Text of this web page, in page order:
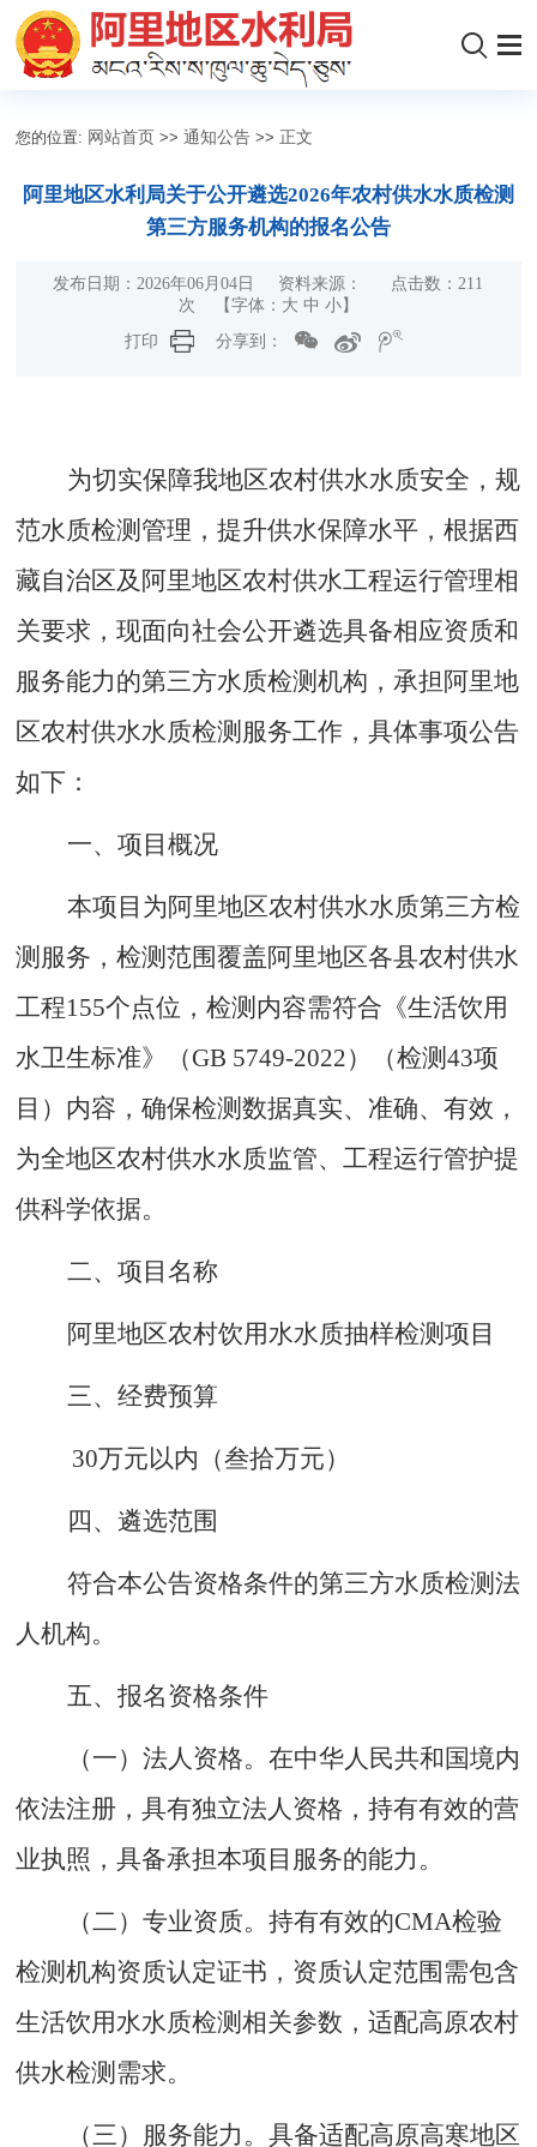
您的位置: 网站首页 >>通知公告 >> 正文
阿里地区水利局关于公开遴选2026年农村供水水质检测
第三方服务机构的报名公告
发布日期：2026年06月04日 资料来源： 点击数： 211
次
【字体： 大 中 小】
打印
分享到：
为切实保障我地区农村供水水质安全，规
范水质检测管理，提升供水保障水平，根据西
藏自治区及阿里地区农村供水工程运行管理相
关要求，现面向社会公开遴选具备相应资质和
服务能力的第三方水质检测机构，承担阿里地
区农村供水水质检测服务工作，具体事项公告
如下：
一、项目概况
本项目为阿里地区农村供水水质第三方检
测服务，检测范围覆盖阿里地区各县农村供水
工程155个点位 ，检测内容需符合《生活饮用
水卫生标准》（GB 5749-2022） （检测43项
目 ）内容 ，确保检测数据真实、准确、有效，
为全地区农村供水水质监管、工程运行管护提
供科学依据。
二、项目名称
阿里地区农村饮用水水质抽样检测项目
三、经费预算
30万元以内（叁拾万元）
四、遴选范围
符合本公告资格条件的第三方水质检测法
人机构。
五、报名资格条件
（一）法人资格。在中华人民共和国境内
依法注册，具有独立法人资格，持有有效的营
业执照，具备承担本项目服务的能力。
（二）专业资质。持有有效的CMA检验
检测机构资质认定证书，资质认定范围需包含
生活饮用水水质检测相关参数，适配高原农村
供水检测需求。
（三） 服务能力 。具备适配高原高寒地区